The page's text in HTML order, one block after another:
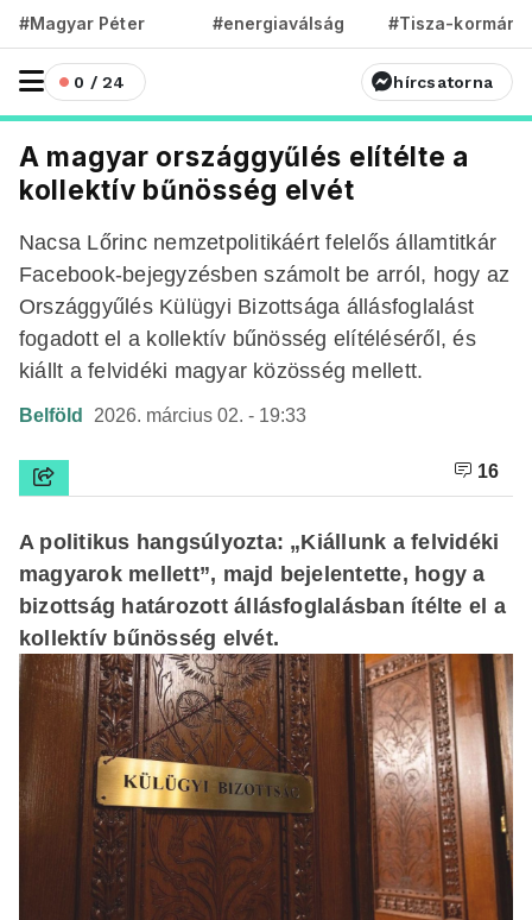
#Magyar Péter #energiaválság #Tisza-kormány
0 / 24 hírcsatorna
A magyar országgyűlés elítélte a
kollektív bűnösség elvét
Nacsa Lőrinc nemzetpolitikáért felelős államtitkár
Facebook-bejegyzésben számolt be arról, hogy az
Országgyűlés Külügyi Bizottsága állásfoglalást
fogadott el a kollektív bűnösség elítéléséről, és
kiállt a felvidéki magyar közösség mellett.
Belföld 2026. március 02. - 19:33
16
A politikus hangsúlyozta: „Kiállunk a felvidéki
magyarok mellett”, majd bejelentette, hogy a
bizottság határozott állásfoglalásban ítélte el a
kollektív bűnösség elvét.